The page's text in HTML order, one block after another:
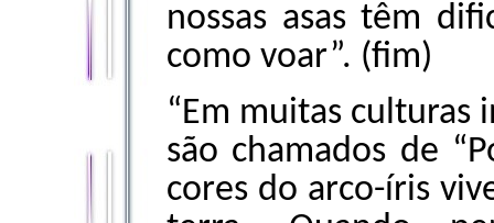
nossas asas têm
como voar”. (fim)
“Em muitas culturas
são chamados de
cores do arco-íris